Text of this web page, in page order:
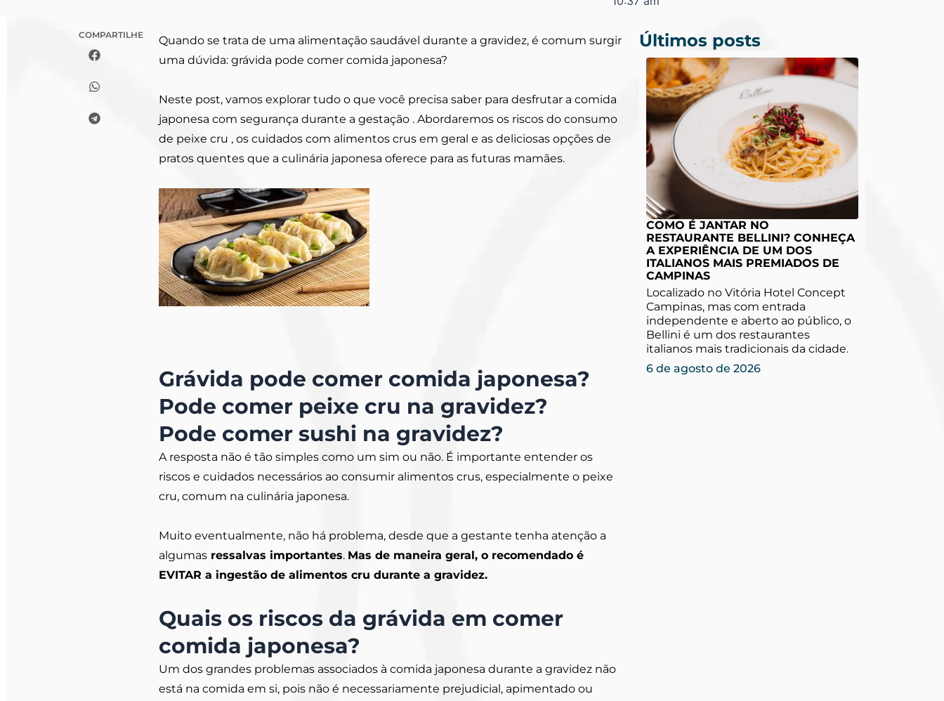
COMPARTILHE
Quando se trata de uma alimentação saudável durante a gravidez, é comum surgir
uma dúvida: grávida pode comer comida japonesa?
Neste post, vamos explorar tudo o que você precisa saber para desfrutar a comida
japonesa com segurança durante a gestação . Abordaremos os riscos do consumo
de peixe cru , os cuidados com alimentos crus em geral e as deliciosas opções de
pratos quentes que a culinária japonesa oferece para as futuras mamães.
Grávida pode comer comida japonesa?
Pode comer peixe cru na gravidez?
Pode comer sushi na gravidez?
A resposta não é tão simples como um sim ou não. É importante entender os
riscos e cuidados necessários ao consumir alimentos crus, especialmente o peixe
cru, comum na culinária japonesa.
Muito eventualmente, não há problema, desde que a gestante tenha atenção a
algumas ressalvas importantes. Mas de maneira geral, o recomendado é
EVITAR a ingestão de alimentos cru durante a gravidez.
Quais os riscos da grávida em comer
comida japonesa?
Um dos grandes problemas associados à comida japonesa durante a gravidez não
está na comida em si, pois não é necessariamente prejudicial, apimentado ou
Últimos posts
COMO É JANTAR NO
RESTAURANTE BELLINI? CONHEÇA
A EXPERIÊNCIA DE UM DOS
ITALIANOS MAIS PREMIADOS DE
CAMPINAS
Localizado no Vitória Hotel Concept
Campinas, mas com entrada
independente e aberto ao público, o
Bellini é um dos restaurantes
italianos mais tradicionais da cidade.
6 de agosto de 2026